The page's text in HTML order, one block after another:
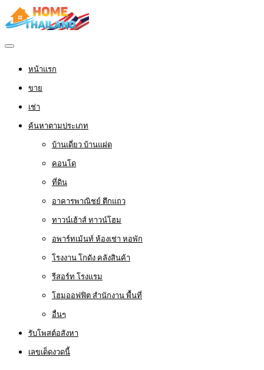
หน้าแรก
ขาย
เช่า
ค้นหาตามประเภท
บ้านเดี่ยว บ้านแฝด
คอนโด
ที่ดิน
อาคารพาณิชย์ ตึกแถว
ทาวน์เฮ้าส์ ทาวน์โฮม
อพาร์ทเม้นท์ ห้องเช่า หอพัก
โรงงาน โกดัง คลังสินค้า
รีสอร์ท โรงแรม
โฮมออฟฟิต สำนักงาน พื้นที่
อื่นๆ
รับโพสต์อสังหา
เลขเด็ดงวดนี้